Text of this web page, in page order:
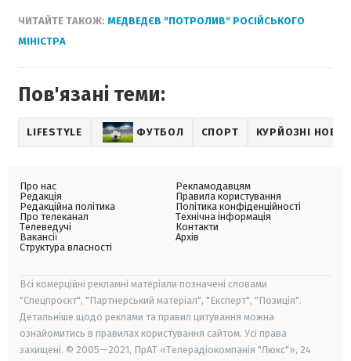
ЧИТАЙТЕ ТАКОЖ: МЕДВЕДЄВ "ПОТРОЛИВ" РОСІЙСЬКОГО
МІНІСТРА
Пов'язані теми:
LIFESTYLE ФУТБОЛ СПОРТ КУРЙОЗНІ
Про нас
Редакція
Редакційна політика
Про телеканал
Телеведучі
Вакансії
Структура власності
Рекламодавцям
Правила користування
Політика конфіденційності
Технічна інформація
Контакти
Архів
Всі комерційні рекламні матеріали позначені словами
"Спецпроєкт", "Партнерський матеріал", "Експерт", "Позиція".
Детальніше щодо реклами та правил цитування можна
ознайомитись в правилах користування сайтом. Усі права
захищені. © 2005—2021, ПрАТ «Телерадіокомпанія "Люкс"», 24